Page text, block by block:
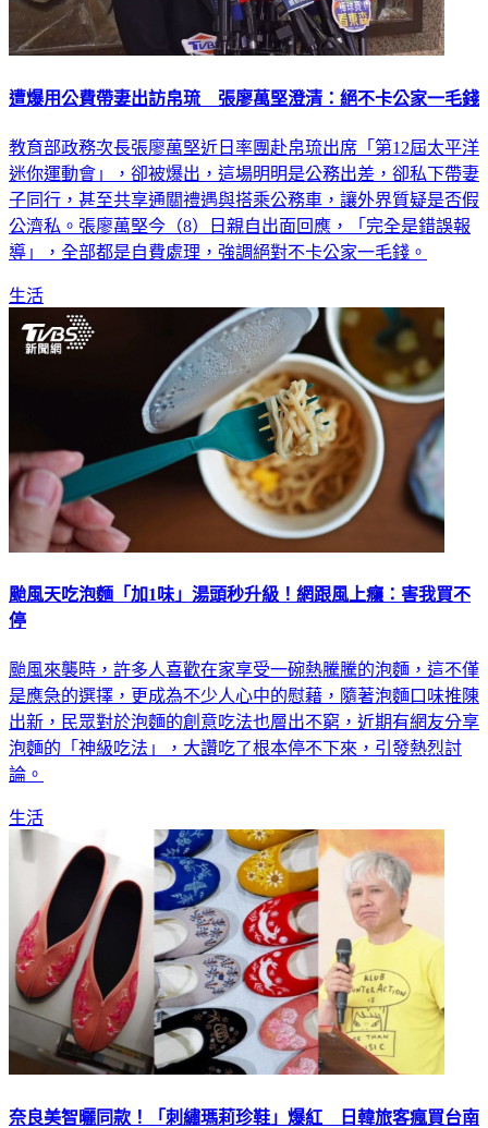
遭爆用公費帶妻出訪帛琉 張廖萬堅澄清：絕不卡公家一毛錢
教育部政務次長張廖萬堅近日率團赴帛琉出席「第12屆太平洋
迷你運動會」，卻被爆出，這場明明是公務出差，卻私下帶妻
子同行，甚至共享通關禮遇與搭乘公務車，讓外界質疑是否假
公濟私。張廖萬堅今（8）日親自出面回應，「完全是錯誤報
導」，全部都是自費處理，強調絕對不卡公家一毛錢。
生活
颱風天吃泡麵「加1味」湯頭秒升級！網跟風上癮：害我買不
停
颱風來襲時，許多人喜歡在家享受一碗熱騰騰的泡麵，這不僅
是應急的選擇，更成為不少人心中的慰藉，隨著泡麵口味推陳
出新，民眾對於泡麵的創意吃法也層出不窮，近期有網友分享
泡麵的「神級吃法」，大讚吃了根本停不下來，引發熱烈討
論。
生活
奈良美智曬同款！「刺繡瑪莉珍鞋」爆紅 日韓旅客瘋買台南